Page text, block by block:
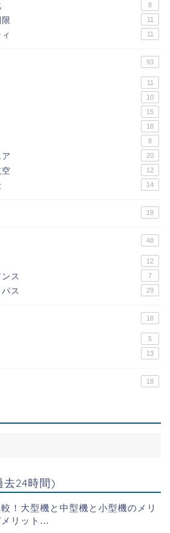
8
11
11
93
11
10
15
18
8
20
12
14
19
48
12
ス 7
ス 29
18
5
13
18
24時間)
！大型機と中型機と小型機のメリ
リット...